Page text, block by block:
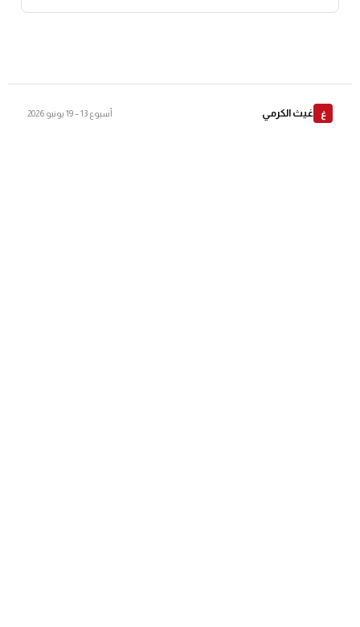
غ غيث الكرمي أسبوع 13 – 19 يونيو 2026